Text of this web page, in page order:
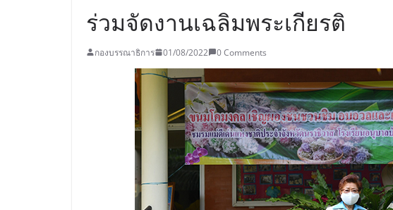
ร่วมจัดงานเฉลิมพระเกียรติ
กองบรรณาธิการ 01/08/2022 0 Comments